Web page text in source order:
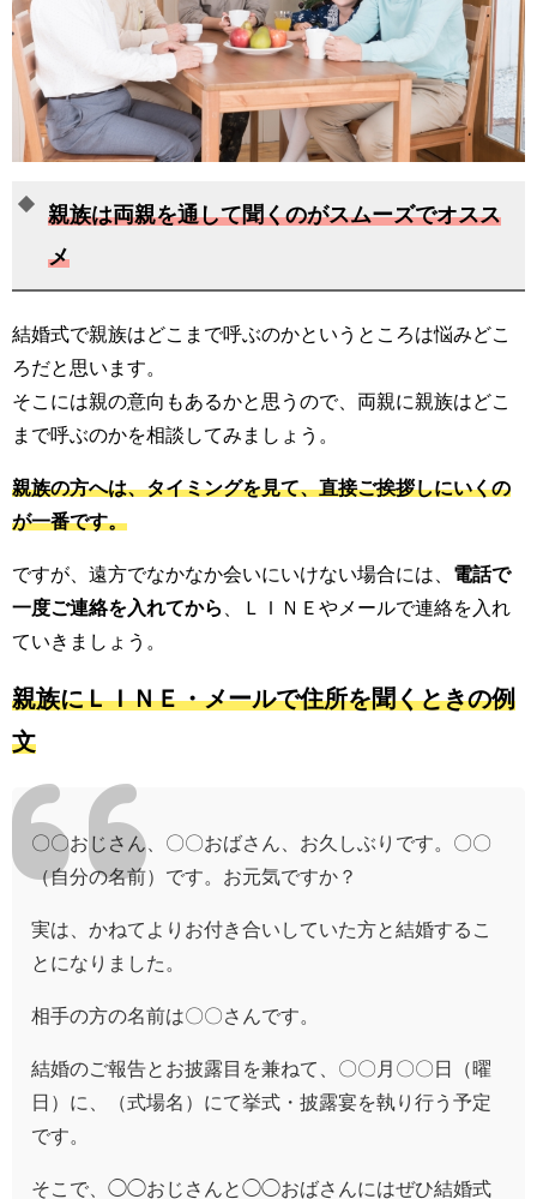
親族は両親を通して聞くのがスムーズでオスス
メ
結婚式で親族はどこまで呼ぶのかというところは悩みどこ
ろだと思います。
そこには親の意向もあるかと思うので、両親に親族はどこ
まで呼ぶのかを相談してみましょう。
親族の方へは、タイミングを見て、直接ご挨拶しにいくの
が一番です。
ですが、遠方でなかなか会いにいけない場合には、 電話で
一度ご連絡を入れてから
、ＬＩＮＥやメールで連絡を入れ
ていきましょう。
親族にＬＩＮＥ・メールで住所を聞くときの例
文
〇〇おじさん、〇〇おばさん、お久しぶりです。〇〇
（自分の名前）です。お元気ですか？
実は、かねてよりお付き合いしていた方と結婚するこ
とになりました。
相手の方の名前は〇〇さんです。
結婚のご報告とお披露目を兼ねて、〇〇月〇〇日（曜
日）に、（式場名）にて挙式・披露宴を執り行う予定
です。
そこで、◯◯おじさんと◯◯おばさんにはぜひ結婚式